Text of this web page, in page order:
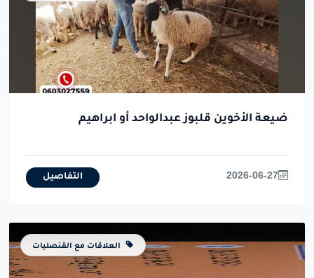
ضيعة الأخوين قلبوز عبدالواحد أو ابراهيم
2026-06-27 التفاصيل
العلاقات مع القنصليات